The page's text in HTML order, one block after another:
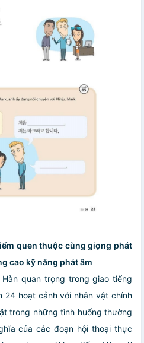
quen thuộc cùng giọng phát
cao kỹ năng phát âm
quan trọng trong giao tiếng
24 hoạt cảnh với nhân vật chính
trong những tình huống thường
của các đoạn hội thoại thực